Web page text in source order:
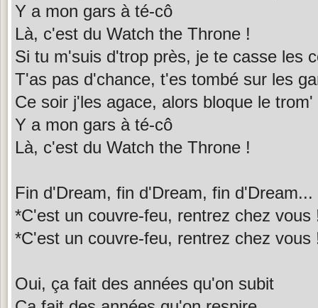
Y a mon gars à té-cô
Là, c'est du Watch the Throne !
Si tu m'suis d'trop près, je te casse les
T'as pas d'chance, t'es tombé sur les
Ce soir j'les agace, alors bloque le trom'
Y a mon gars à té-cô
Là, c'est du Watch the Throne !
Fin d'Dream, fin d'Dream, fin d'Dream...
*C'est un couvre-feu, rentrez chez vous
*C'est un couvre-feu, rentrez chez vous
Oui, ça fait des années qu'on subit